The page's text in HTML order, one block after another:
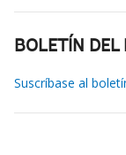
BOLETÍN
Suscríbase al